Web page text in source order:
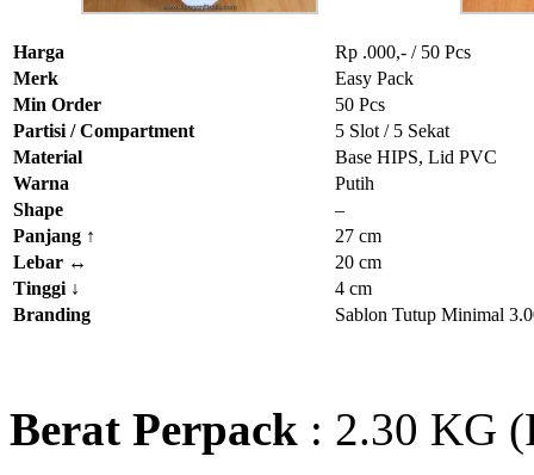
Harga
Rp .000,- / 50 Pcs
Merk
Easy Pack
Min Order
50 Pcs
Partisi / Compartment
5 Slot / 5 Sekat
Material
Base HIPS, Lid PVC
Warna
Putih
Shape
–
Panjang ↑
27 cm
Lebar ↔
20 cm
Tinggi ↓
4 cm
Branding
Sablon Tutup Minimal
Berat Perpack : 2.30 KG